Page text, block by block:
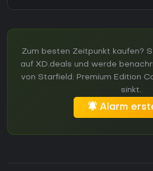
Zum besten Zeitpunkt kaufen?
auf XD.deals und werde
von Starfield: Premium Edition
sinkt.
Alarm